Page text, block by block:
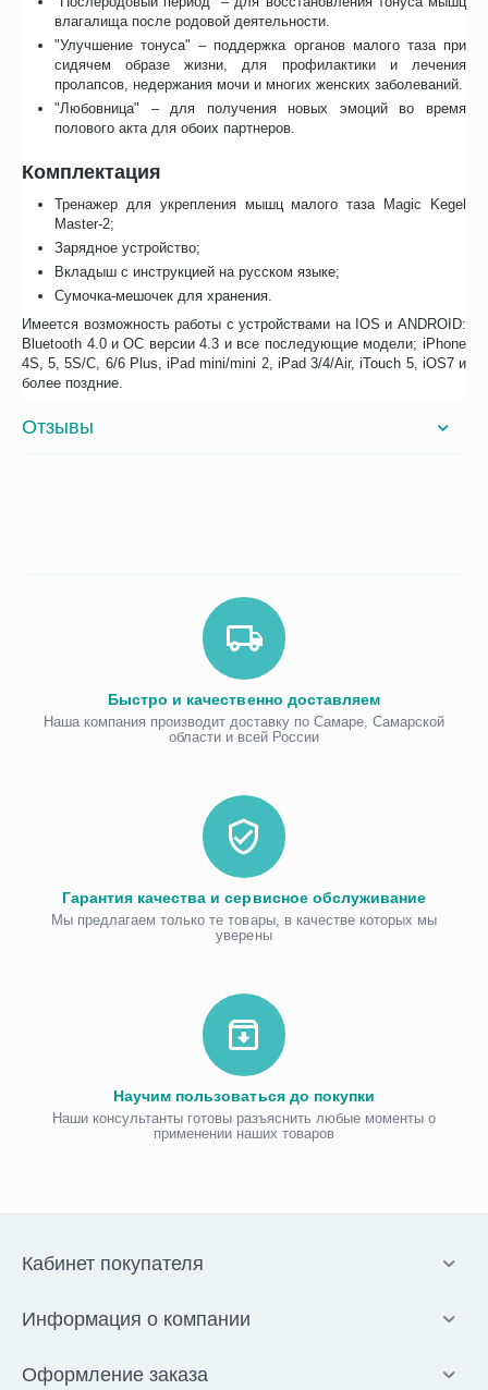
влагалища после родовой деятельности.
"Улучшение тонуса" – поддержка органов малого таза при
сидячем образе жизни, для профилактики и лечения
пролапсов, недержания мочи и многих женских заболеваний.
"Любовница" – для получения новых эмоций во время
полового акта для обоих партнеров.
Комплектация
Тренажер для укрепления мышц малого таза Magic Kegel
Master-2;
Зарядное устройство;
Вкладыш с инструкцией на русском языке;
Сумочка-мешочек для хранения.
Имеется возможность работы с устройствами на IOS и ANDROID:
Bluetooth 4.0 и ОС версии 4.3 и все последующие модели; iPhone
4S, 5, 5S/C, 6/6 Plus, iPad mini/mini 2, iPad 3/4/Air, iTouch 5, iOS7 и
более поздние.
Отзывы
Быстро и качественно доставляем
Наша компания производит доставку по Самаре, Самарской
области и всей России
Гарантия качества и сервисное обслуживание
Мы предлагаем только те товары, в качестве которых мы
уверены
Научим пользоваться до покупки
Наши консультанты готовы разъяснить любые моменты о
применении наших товаров
Кабинет покупателя
Информация о компании
Оформление заказа